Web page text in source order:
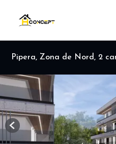
Pipera, Zona de Nord, 2
Previous